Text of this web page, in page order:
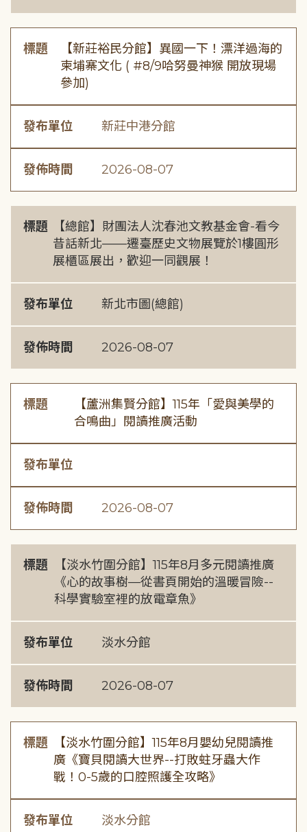
標題
【新莊裕民分館】異國一下！漂洋過海的
柬埔寨文化 ( #8/9哈努曼神猴 開放現場
參加)
發布單位 新莊中港分館
發佈時間 2026-08-07
標題
【總館】財團法人沈春池文教基金會-看今
昔話新北——遷臺歷史文物展覽於1樓圓形
展櫃區展出，歡迎一同觀展！
發布單位 新北市圖(總館)
發佈時間 2026-08-07
標題
【蘆洲集賢分館】115年「愛與美學的
合鳴曲」閱讀推廣活動
發布單位
發佈時間 2026-08-07
標題
【淡水竹圍分館】115年8月多元閱讀推廣
《心的故事樹—從書頁開始的溫暖冒險--
科學實驗室裡的放電章魚》
發布單位 淡水分館
發佈時間 2026-08-07
標題
【淡水竹圍分館】115年8月嬰幼兒閱讀推
廣《寶貝閱讀大世界--打敗蛀牙蟲大作
戰！0-5歲的口腔照護全攻略》
發布單位 淡水分館